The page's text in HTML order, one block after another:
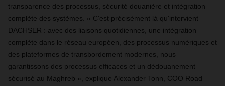
transparence des processus, sécurité douanière et intégration
complète des systèmes. « C'est précisément là qu'intervient
DACHSER : avec des liaisons quotidiennes, une intégration
complète dans le réseau européen, des processus numériques et
des plateformes de transbordement modernes, nous
garantissons des processus efficaces et un dédouanement
sécurisé au Maghreb », explique Alexander Tonn, COO Road